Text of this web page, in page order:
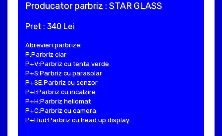
Producator parbriz : STAR GLASS
Pret : 340 Lei
Abrevieri parbrize:
P:Parbriz clar
P+V:Parbriz cu tenta verde
P+S:Parbriz cu parasolar
P+SE:Parbriz cu senzor
P+I:Parbriz cu incalzire
P+H:Parbriz heliomat
P+C:Parbriz cu camera
P+Hud:Parbriz cu head up display